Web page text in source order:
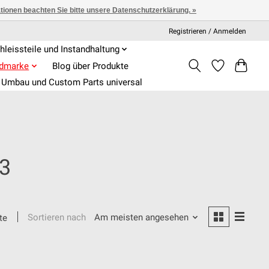
Registrieren / Anmelden
und Instandhaltung
Blog über Produkte
Umbau und Custom Parts universal
Sortieren nach Am meisten angesehen
beachten Sie bitte unsere Datenschutzerklärung. »